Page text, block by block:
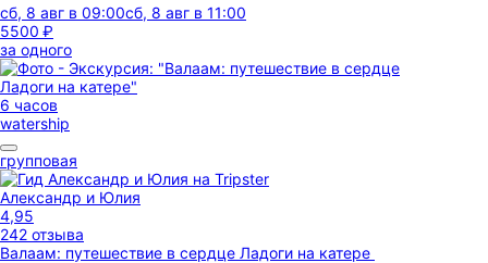
сб, 8 авг в 09:00сб, 8 авг в 11:00
5500 ₽
за одного
6 часов
watership
групповая
Александр и Юлия
4,95
242 отзыва
Валаам: путешествие в сердце Ладоги на катере